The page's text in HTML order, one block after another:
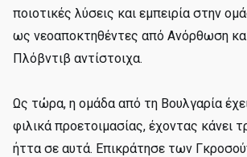
ποιοτικές λύσεις και εμπειρία στην
ως νεοαποκτηθέντες από Ανόρθωση
Πλόβντιβ αντίστοιχα.
Ως τώρα, η ομάδα από τη Βουλγαρία
φιλικά προετοιμασίας, έχοντας κάνει
ήττα σε αυτά. Επικράτησε των